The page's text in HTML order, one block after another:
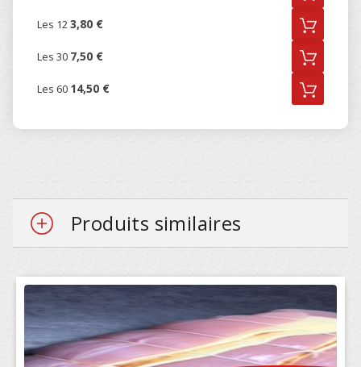
Les 12 3,80 €
Les 30 7,50 €
Les 60 14,50 €
Produits similaires